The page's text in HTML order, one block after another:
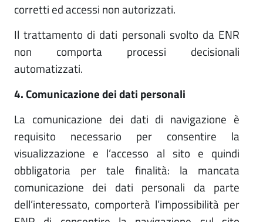
corretti ed accessi non autorizzati.
Il trattamento di dati personali svolto da ENR
non comporta processi decisionali
automatizzati.
4. Comunicazione dei dati personali
La comunicazione dei dati di navigazione è
requisito necessario per consentire la
visualizzazione e l’accesso al sito e quindi
obbligatoria per tale finalità: la mancata
comunicazione dei dati personali da parte
dell’interessato, comporterà l’impossibilità per